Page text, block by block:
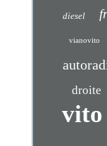
diesel
vianovito
droite
vito